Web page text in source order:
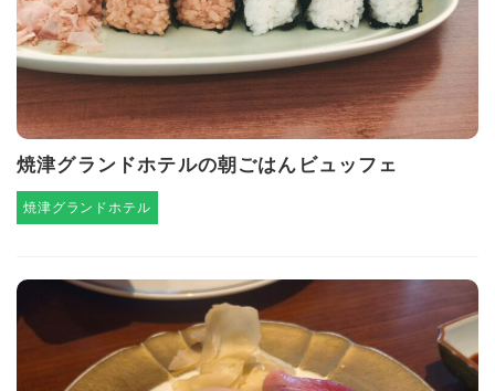
焼津グランドホテルの朝ごはんビュッフェ
焼津グランドホテル